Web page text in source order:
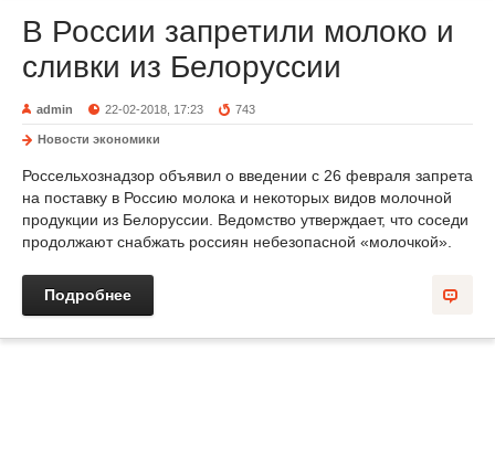
В России запретили молоко и
сливки из Белоруссии
admin 22-02-2018, 17:23 743
Новости экономики
Россельхознадзор объявил о введении с 26 февраля запрета
на поставку в Россию молока и некоторых видов молочной
продукции из Белоруссии. Ведомство утверждает, что соседи
продолжают снабжать россиян небезопасной «молочкой».
Подробнее